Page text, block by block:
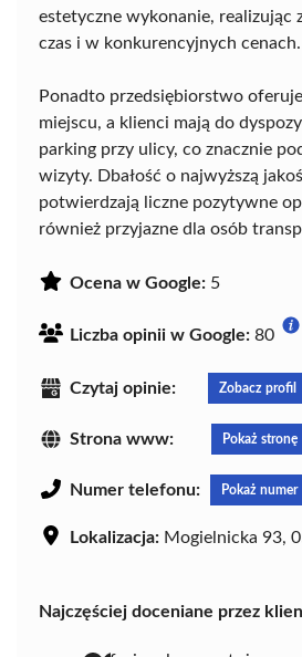
estetyczne wykonanie, realizując
czas i w konkurencyjnych cenach.
Ponadto przedsiębiorstwo
miejscu, a klienci mają do
parking przy ulicy, co znacznie
wizyty. Dbałość o najwyższą
potwierdzają liczne pozytywne
również przyjazne dla osób
Ocena w Google: 5
Liczba opinii w Google: 80
Czytaj opinie: Zobacz profil
Strona www: Pokaż stronę
Numer telefonu: Pokaż numer
Lokalizacja: Mogielnicka 93,
Najczęściej doceniane przez